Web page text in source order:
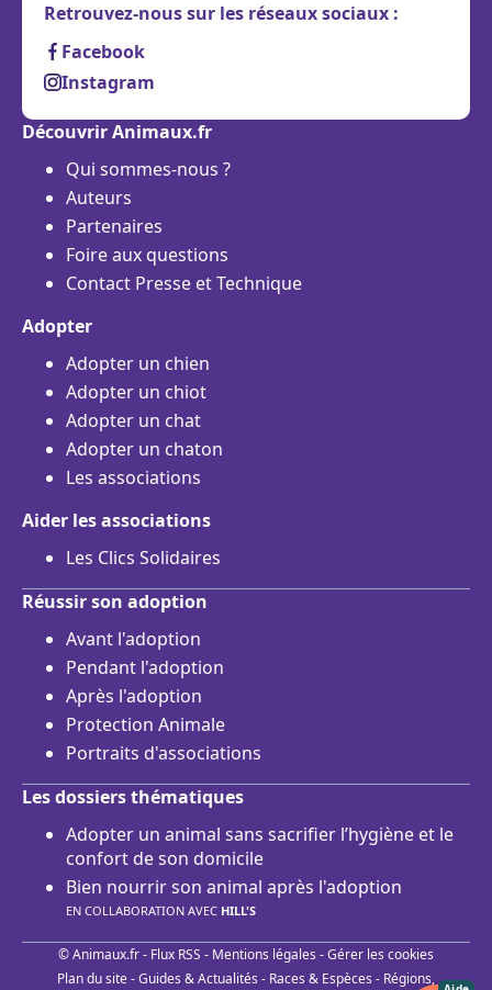
Retrouvez-nous sur les réseaux sociaux :
Facebook
Instagram
Découvrir Animaux.fr
Qui sommes-nous ?
Auteurs
Partenaires
Foire aux questions
Contact Presse et Technique
Adopter
Adopter un chien
Adopter un chiot
Adopter un chat
Adopter un chaton
Les associations
Aider les associations
Les Clics Solidaires
Réussir son adoption
Avant l'adoption
Pendant l'adoption
Après l'adoption
Protection Animale
Portraits d'associations
Les dossiers thématiques
Adopter un animal sans sacrifier l’hygiène et le
confort de son domicile
Bien nourrir son animal après l'adoption
EN COLLABORATION AVEC HILL'S
© Animaux.fr - Flux RSS - Mentions légales -Gérer les cookies
Plan du site-Guides & Actualités - Races & Espèces - Régions,